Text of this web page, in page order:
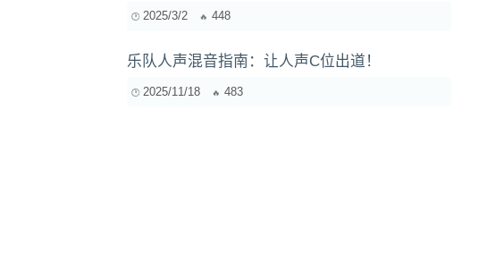
2025/3/2 448
乐队人声混音指南：让人声C位出道！
2025/11/18 483